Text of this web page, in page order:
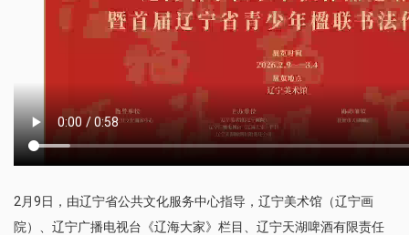
2月9日，由辽宁省公共文化服务中心指导，辽宁美术馆（辽宁画
院）、辽宁广播电视台《辽海大家》栏目、辽宁天湖啤酒有限责任